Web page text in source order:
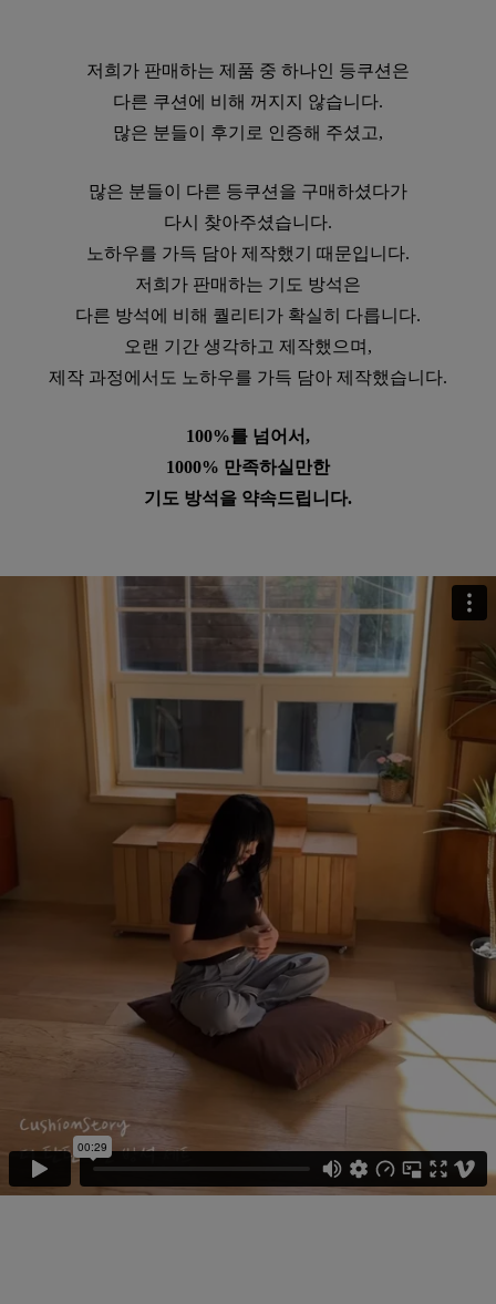
저희가 판매하는 제품 중 하나인 등쿠션은
다른 쿠션에 비해 꺼지지 않습니다.
많은 분들이 후기로 인증해 주셨고,
많은 분들이 다른 등쿠션을 구매하셨다가
다시 찾아주셨습니다.
노하우를 가득 담아 제작했기 때문입니다.
저희가 판매하는 기도 방석은
다른 방석에 비해 퀄리티가 확실히 다릅니다.
오랜 기간 생각하고 제작했으며,
제작 과정에서도 노하우를 가득 담아 제작했습니다.
100%를 넘어서,
1000% 만족하실만한
기도 방석을 약속드립니다.